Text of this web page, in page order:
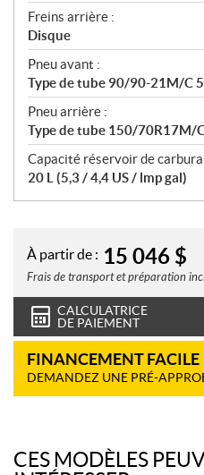
Freins arrière :
Disque
Pneu avant :
Type de tube 90/90-21M/C
Pneu arrière :
Type de tube 150/70R17M/
Capacité réservoir de
20 L (5,3 / 4,4 US / lmp gal)
À partir de : 15 046 $
Frais de transport et préparation
CALCULATRICE
DE PAIEMENT
FINANCEMENT FACILE
DEMANDEZ UNE PRÉ-
CES MODÈLES